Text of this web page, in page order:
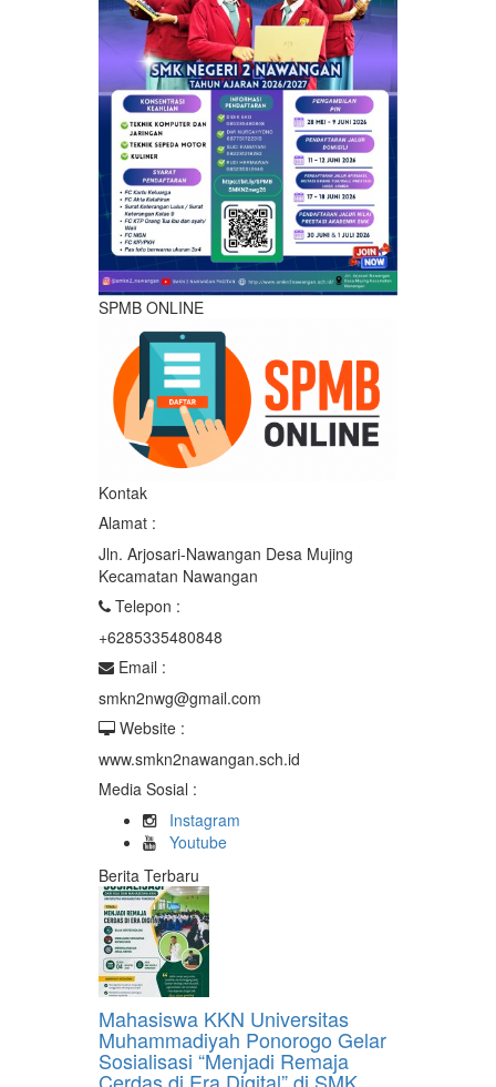
SPMB ONLINE
Kontak
Alamat :
Jln. Arjosari-Nawangan Desa Mujing
Kecamatan Nawangan
Telepon :
+6285335480848
Email :
smkn2nwg@gmail.com
Website :
www.smkn2nawangan.sch.id
Media Sosial :
Instagram
Youtube
Berita Terbaru
Mahasiswa KKN Universitas
Muhammadiyah Ponorogo Gelar
Sosialisasi “Menjadi Remaja
Cerdas di Era Digital” di SMK